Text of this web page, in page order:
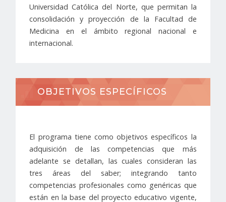
Universidad Católica del Norte, que permitan la
consolidación y proyección de la Facultad de
Medicina en el ámbito regional nacional e
internacional.
OBJETIVOS ESPECÍFICOS
El programa tiene como objetivos específicos la
adquisición de las competencias que más
adelante se detallan, las cuales consideran las
tres áreas del saber; integrando tanto
competencias profesionales como genéricas que
están en la base del proyecto educativo vigente,